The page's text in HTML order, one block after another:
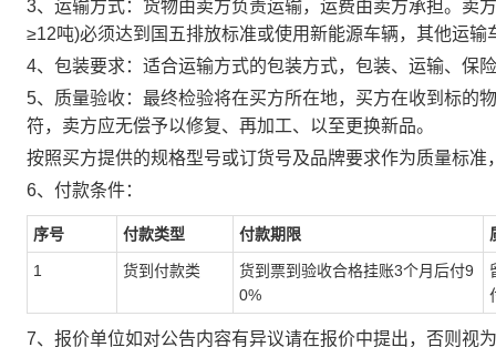
3、运输方式：货物由卖方负责运输，运费由卖方承担。卖
≥12吨)必须达到国五排放标准或使用新能源车辆，其他运输
4、包装要求：适合运输方式的包装方式，包装、运输、保
5、质量验收：最终检验将在买方所在地，买方在收到标的
符，卖方应无偿予以修复、再加工、以至更换新品。
按照买方提供的规格型号或订货号及品牌要求作为质量标
6、付款条件：
序号 付款类型 付款期限
1 货到付款类
货到票到验收合格挂账3个月后付9
0%
7、报价单位如对公告内容有异议请在报价中提出，否则视